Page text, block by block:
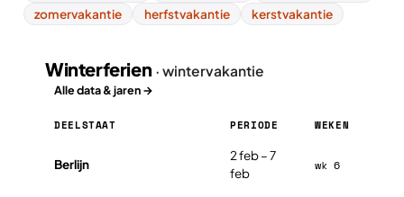
zomervakantie
herfstvakantie kerstvakantie
Winterferien · wintervakantie
Alle data & jaren →
Winterferien in Duitsland 2026, per deelstaat
DEELSTAAT PERIODE WEKEN
Berlijn
2 feb – 7
feb
wk 6